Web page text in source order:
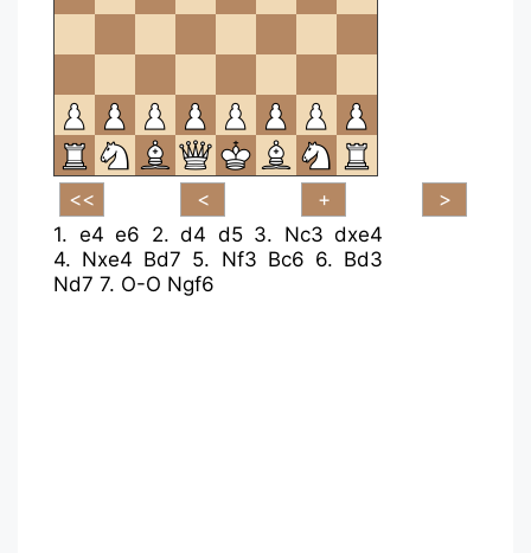
1. e4 e6 2. d4 d5 3. Nc3 dxe4
4. Nxe4 Bd7 5. Nf3 Bc6 6. Bd3
Nd7 7. O-O Ngf6